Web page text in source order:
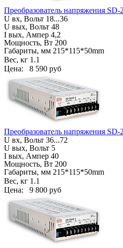
Преобразователь напряжения
U вх, Вольт 18...36
U вых, Вольт 48
I вых, Ампер 4,2
Мощность, Вт 200
Габариты, мм 215*115*50mm
Вес, кг 1.1
Цена: 8 590 руб
Преобразователь напряжения
U вх, Вольт 36...72
U вых, Вольт 5
I вых, Ампер 40
Мощность, Вт 200
Габариты, мм 215*115*50mm
Вес, кг 1.1
Цена: 9 800 руб